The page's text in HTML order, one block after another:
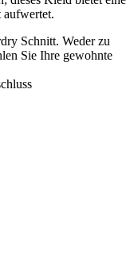
aufwertet.
Schnitt. Weder zu
Sie Ihre gewohnte